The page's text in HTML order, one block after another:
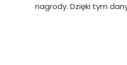
nagrody. Dzięki tym